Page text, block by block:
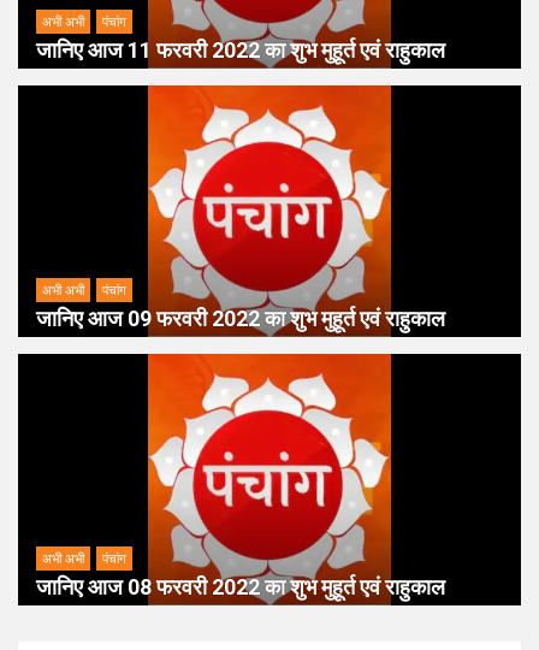
अभी अभी पंचांग
जानिए आज 11 फरवरी 2022 का शुभ मुहूर्त एवं राहुकाल
अभी अभी पंचांग
जानिए आज 09 फरवरी 2022 का शुभ मुहूर्त एवं राहुकाल
अभी अभी पंचांग
जानिए आज 08 फरवरी 2022 का शुभ मुहूर्त एवं राहुकाल